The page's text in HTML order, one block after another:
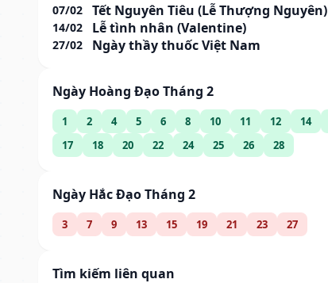
07/02 Tết Nguyên Tiêu (Lễ Thượng Nguyên)
14/02 Lễ tình nhân (Valentine)
27/02 Ngày thầy thuốc Việt Nam
Ngày Hoàng Đạo Tháng 2
1 2 4 5 6 8 10 11 12 14
17
18 20 22 24 25 26 28
Ngày Hắc Đạo Tháng 2
3 7 9 13 15 19 21 23 27
Tìm kiếm liên quan